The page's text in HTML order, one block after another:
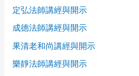
定弘法師講經與開示
成德法師講經與開示
果清老和尚講經與開示
樂靜法師講經與開示